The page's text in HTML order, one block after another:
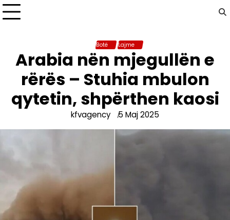
Botë Lajme
Arabia nën mjegullën e
rërës – Stuhia mbulon
qytetin, shpërthen kaosi
kfvagency 5 Maj 2025